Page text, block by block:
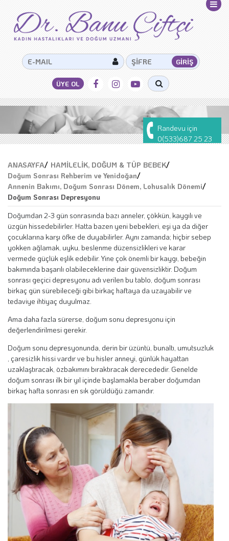
Randevu için
0(533)687 25 23
ANASAYFA/ HAMİLELİK, DOĞUM & TÜP BEBEK/
Doğum Sonrası Rehberim ve Yenidoğan/
Annenin Bakımı, Doğum Sonrası Dönem, Lohusalık Dönemi/
Doğum Sonrası Depresyonu
Doğumdan 2-3 gün sonrasında bazı anneler, çökkün, kaygılı ve
üzgün hissedebilirler. Hatta bazen yeni bebekleri, eşi ya da diğer
çocuklarına karşı öfke de duyabilirler. Aynı zamanda; hiçbir sebep
yokken ağlamak, uyku, beslenme düzensizlikleri ve karar
vermede güçlük eşlik edebilir. Yine çok önemli bir kaygı, bebeğin
bakımında başarılı olabileceklerine dair güvensizliktir. Doğum
sonrası geçici depresyonu adı verilen bu tablo, doğum sonrası
birkaç gün sürebileceği gibi birkaç haftaya da uzayabilir ve
tedaviye ihtiyaç duyulmaz.
Ama daha fazla sürerse, doğum sonu depresyonu için
değerlendirilmesi gerekir.
Doğum sonu depresyonunda, derin bir üzüntü, bunaltı, umutsuzluk
, çaresizlik hissi vardır ve bu hisler anneyi, günlük hayattan
uzaklaştıracak, özbakımını bıraktıracak derecededir. Genelde
doğum sonrası ilk bir yıl içinde başlamakla beraber doğumdan
birkaç hafta sonrası en sık görüldüğü zamandır.